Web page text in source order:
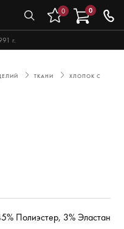
г.
0 0
ТКАНИ
ХЛОПОК С
Полиэстер, 3% Эластан